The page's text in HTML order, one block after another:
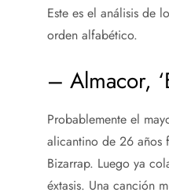
Este es el análisis de
orden alfabético.
– Almacor,
Probablemente el
alicantino de 26 años
Bizarrap. Luego ya
éxtasis. Una canción